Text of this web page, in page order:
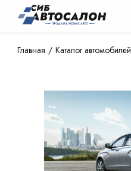
Главная Каталог автомобилей